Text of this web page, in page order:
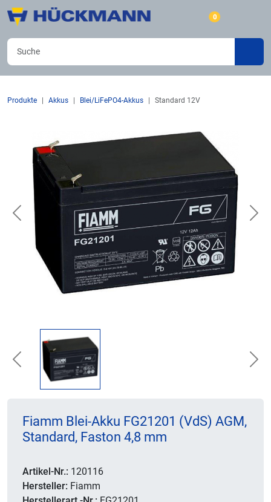
0
Produkte Akkus Blei/LiFePO4-Akkus Standard 12V
Previous
Previous
Fiamm Blei-Akku FG21201 (VdS) AGM,
Standard, Faston 4,8 mm
Artikel-Nr.: 120116
Hersteller: Fiamm